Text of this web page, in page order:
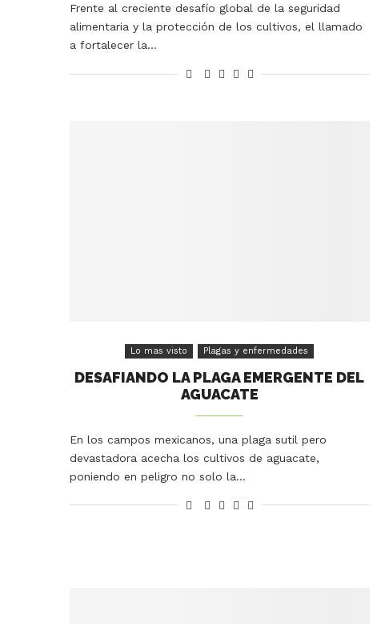
Frente al creciente desafío global de la seguridad
alimentaria y la protección de los cultivos, el llamado
a fortalecer la…
Lo mas visto Plagas y enfermedades
DESAFIANDO LA PLAGA EMERGENTE DEL
AGUACATE
En los campos mexicanos, una plaga sutil pero
devastadora acecha los cultivos de aguacate,
poniendo en peligro no solo la…